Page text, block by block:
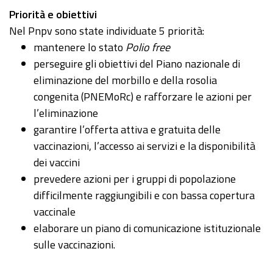
Priorità e obiettivi
Nel Pnpv sono state individuate 5 priorità:
mantenere lo stato Polio free
perseguire gli obiettivi del Piano nazionale di
eliminazione del morbillo e della rosolia
congenita (PNEMoRc) e rafforzare le azioni per
l’eliminazione
garantire l’offerta attiva e gratuita delle
vaccinazioni, l’accesso ai servizi e la disponibilità
dei vaccini
prevedere azioni per i gruppi di popolazione
difficilmente raggiungibili e con bassa copertura
vaccinale
elaborare un piano di comunicazione istituzionale
sulle vaccinazioni.